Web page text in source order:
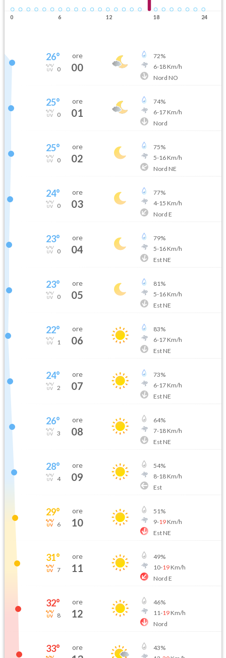
0 6 12 18 24
26°
0
ore
00
72%
6-18Km/h
Nord NO
25°
0
ore
01
74%
6-17Km/h
Nord
25°
0
ore
02
75%
5-16Km/h
Nord NE
24°
0
ore
03
77%
4-15 Km/h
Nord E
23°
0
ore
04
79%
5-16Km/h
Est NE
23°
0
ore
05
81%
5-16Km/h
Est NE
22°
1
ore
06
83%
6-17Km/h
Est NE
24°
2
ore
07
73%
6-17Km/h
Est NE
26°
3
ore
08
64%
7-18Km/h
Est NE
28°
4
ore
09
54%
8-18Km/h
Est
29°
6
ore
10
51%
9-19Km/h
Est NE
31°
7
ore
11
49%
10-19Km/h
Nord E
32°
8
ore
12
46%
11-19Km/h
Nord
33° ore 43%